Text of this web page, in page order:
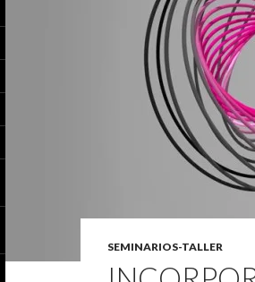
SEMINARIOS-TALLER